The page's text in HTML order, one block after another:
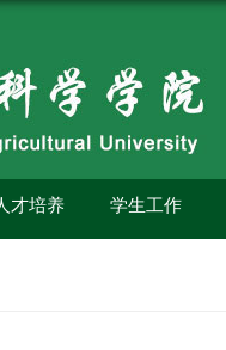
才培养 学生工作